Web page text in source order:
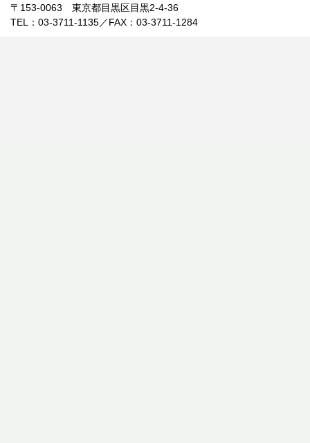
〒153-0063 東京都目黒区目黒2-4-36
TEL：03-3711-1135／FAX：03-3711-1284